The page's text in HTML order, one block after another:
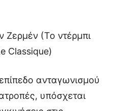
Ζερμέν (Το ντέρμπι
Classique)
ανταγωνισμού
υπόσχεται